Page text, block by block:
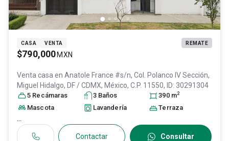
CASA VENTA REMATE
$790,000 MXN
Venta casa en Anatole France #s/n, Col. Polanco IV Sección,
Miguel Hidalgo, DF / CDMX, México, C.P. 11550, ID: 30291304
5 Recámaras 3 Baños 390 m2
Mascota Lavandería Terraza
...
Contactar Consultar